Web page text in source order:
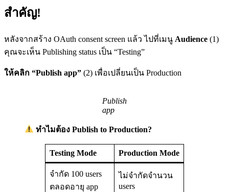
สำคัญ!
หลังจากสร้าง OAuth consent screen แล้ว ไปที่เมนู Audience (1)
คุณจะเห็น Publishing status เป็น “Testing”
ให้คลิก “Publish app” (2) เพื่อเปลี่ยนเป็น Production
Publish
app
ทำไมต้อง Publish to Production?
Testing Mode Production Mode
จำกัด 100 users
ตลอดอายุ app
ไม่จำกัดจำนวน
users